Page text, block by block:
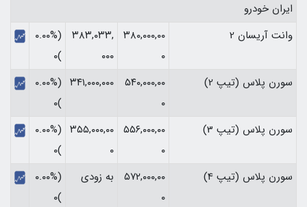
ایران خودرو
وانت آریسان 2
۳۸۰,۰۰۰,۰۰
۰
۳۸۳,۰۳۳,
۰۰۰
(۰.۰۰%
)۰
سورن پلاس (تیپ 2)
۵۴۰,۰۰۰,۰۰
۰
۳۴۱,۰۰۰,۰۰۰
(۰.۰۰%
)۰
سورن پلاس (تیپ 3)
۵۵۶,۰۰۰,۰۰
۰
۳۵۵,۰۰۰,۰۰
۰
(۰.۰۰%
)۰
سورن پلاس (تیپ 4)
۵۷۲,۰۰۰,۰۰
۰
به زودی
(۰.۰۰%
)۰